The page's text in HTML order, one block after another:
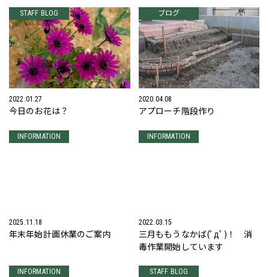
STAFF BLOG
2022.01.27
今日のお花は？
ブログ
2020.04.08
アプローチ階段作り
INFORMATION
2025.11.18
年末年始計画休業のご案内
INFORMATION
2022.03.15
三月ももうなかば(ﾟдﾟ)！ 消
毒作業開始しています
INFORMATION STAFF BLOG